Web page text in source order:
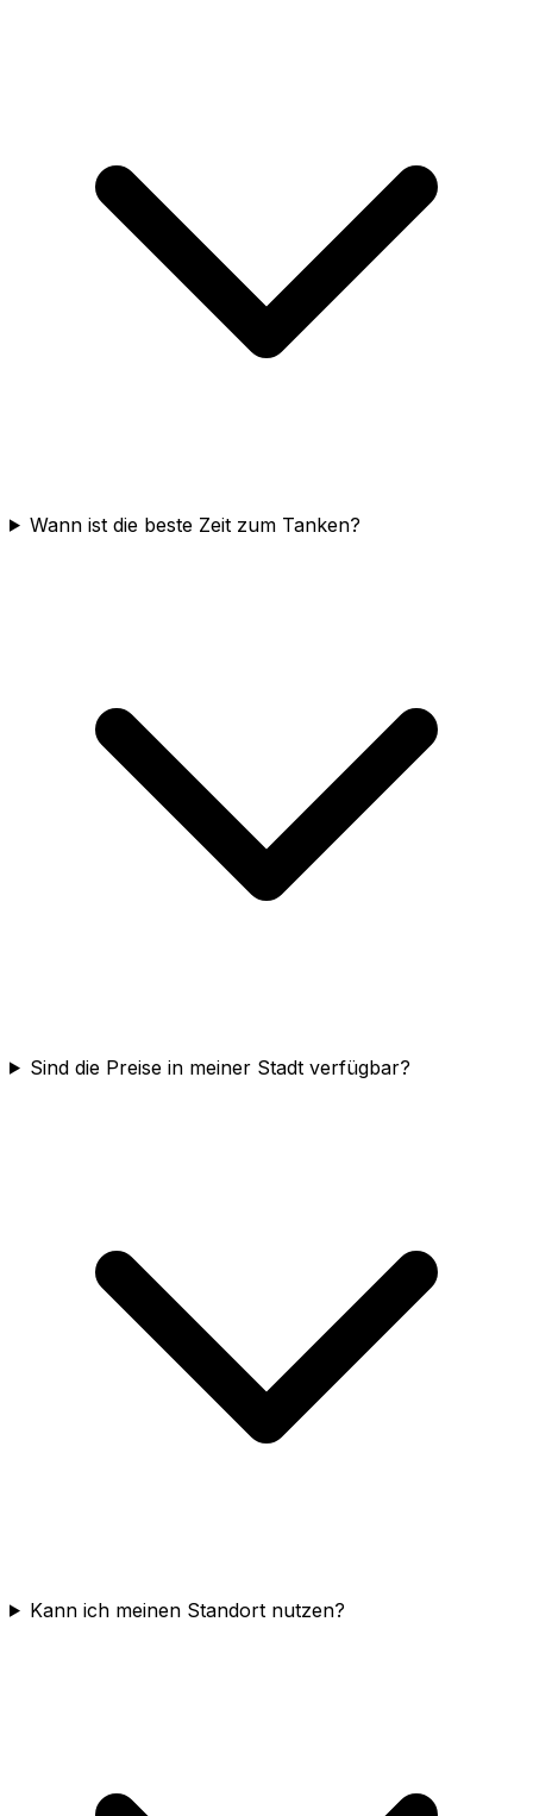
Wann ist die beste Zeit zum Tanken?
Sind die Preise in meiner Stadt verfügbar?
Kann ich meinen Standort nutzen?